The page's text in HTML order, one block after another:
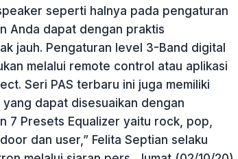
seperti halnya pada pengaturan
Anda dapat dengan praktis
jauh. Pengaturan level 3-Band digital
melalui remote control atau aplikasi
Seri PAS terbaru ini juga memiliki
dapat disesuaikan dengan
7 Presets Equalizer yaitu rock, pop,
dan user,” Felita Septian selaku